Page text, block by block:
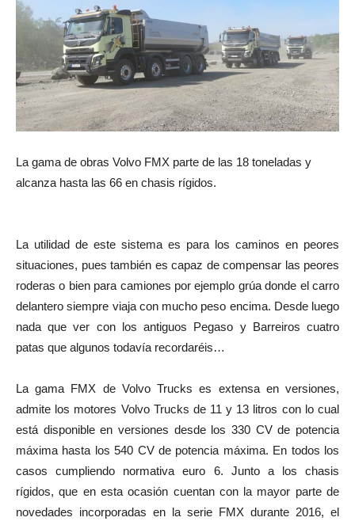
La gama de obras Volvo FMX parte de las 18 toneladas y
alcanza hasta las 66 en chasis rígidos.
La utilidad de este sistema es para los caminos en peores
situaciones, pues también es capaz de compensar las peores
roderas o bien para camiones por ejemplo grúa donde el carro
delantero siempre viaja con mucho peso encima. Desde luego
nada que ver con los antiguos Pegaso y Barreiros cuatro
patas que algunos todavía recordaréis…
La gama FMX de Volvo Trucks es extensa en versiones,
admite los motores Volvo Trucks de 11 y 13 litros con lo cual
está disponible en versiones desde los 330 CV de potencia
máxima hasta los 540 CV de potencia máxima. En todos los
casos cumpliendo normativa euro 6. Junto a los chasis
rígidos, que en esta ocasión cuentan con la mayor parte de
novedades incorporadas en la serie FMX durante 2016, el